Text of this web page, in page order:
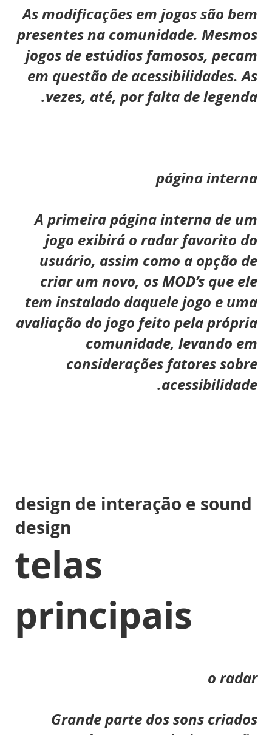
As modificações em jogos são bem
presentes na comunidade. Mesmos
jogos de estúdios famosos, pecam
em questão de acessibilidades. As
vezes, até, por falta de legenda.
página interna
A primeira página interna de um
jogo exibirá o radar favorito do
usuário, assim como a opção de
criar um novo, os MOD’s que ele
tem instalado daquele jogo e uma
avaliação do jogo feito pela própria
comunidade, levando em
considerações fatores sobre
acessibilidade.
design de interação e sound
design
telas
principais
o radar
Grande parte dos sons criados